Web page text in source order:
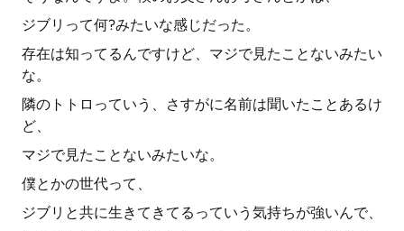
ジブリって何?みたいな感じだった。
存在は知ってるんですけど、マジで見たことないみたい
な。
隣のトトロっていう、さすがに名前は聞いたことあるけ
ど、
マジで見たことないみたいな。
僕とかの世代って、
ジブリと共に生きてきてるっていう気持ちが強いんで、